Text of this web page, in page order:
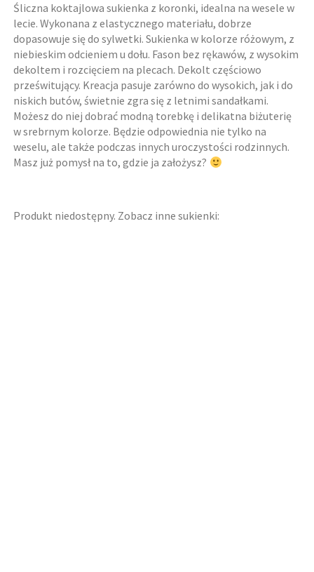
Śliczna koktajlowa sukienka z koronki, idealna na wesele w
lecie. Wykonana z elastycznego materiału, dobrze
dopasowuje się do sylwetki. Sukienka w kolorze różowym, z
niebieskim odcieniem u dołu. Fason bez rękawów, z wysokim
dekoltem i rozcięciem na plecach. Dekolt częściowo
prześwitujący. Kreacja pasuje zarówno do wysokich, jak i do
niskich butów, świetnie zgra się z letnimi sandałkami.
Możesz do niej dobrać modną torebkę i delikatna biżuterię
w srebrnym kolorze. Będzie odpowiednia nie tylko na
weselu, ale także podczas innych uroczystości rodzinnych.
Masz już pomysł na to, gdzie ja założysz?
Produkt niedostępny. Zobacz inne sukienki: